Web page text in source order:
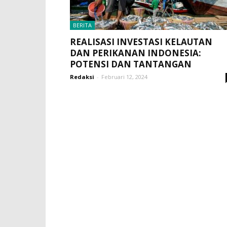
BERITA
REALISASI INVESTASI KELAUTAN
DAN PERIKANAN INDONESIA:
POTENSI DAN TANTANGAN
Redaksi - Februari 12, 2024